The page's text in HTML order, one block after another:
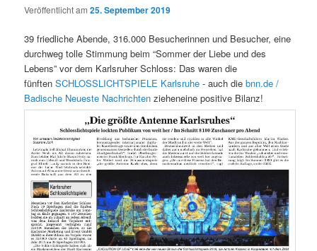
Veröffentlicht am25. September 2019
39 friedliche Abende, 316.000 Besucherinnen und Besucher, eine
durchweg tolle Stimmung beim “Sommer der Liebe und des
Lebens” vor dem Karlsruher Schloss: Das waren die
fünftenSCHLOSSLICHTSPIELE Karlsruhe - auch diebnn.de /
Badische Neueste Nachrichten zieheneine positive Bilanz!